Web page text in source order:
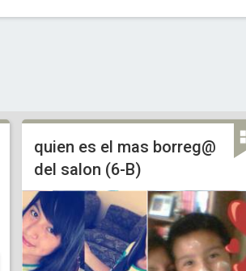
quien es el mas borreg@
del salon (6-B)